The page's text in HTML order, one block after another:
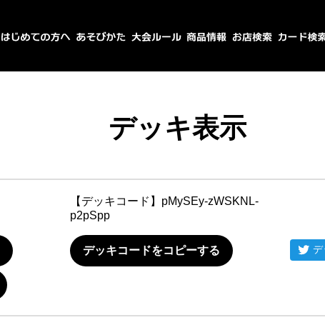
デッキ表示
【デッキコード】 pMySEy-zWSKNL-
p2pSpp
デッキコードをコピーする デ